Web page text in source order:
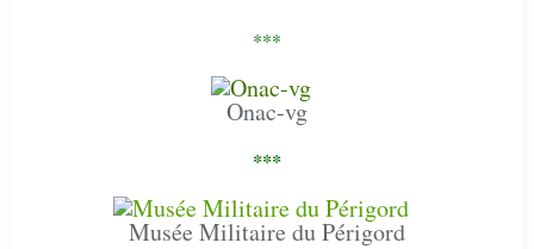
***
Onac-vg
***
Musée Militaire du Périgord